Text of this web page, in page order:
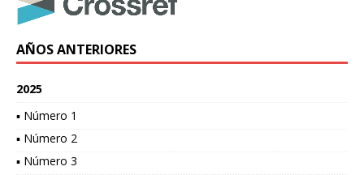
AÑOS ANTERIORES
2025
▪ Número 1
▪ Número 2
▪ Número 3